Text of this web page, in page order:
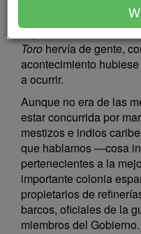
Aquella noche, contra
Toro hervía de gente,
acontecimiento
a ocurrir.
Aunque no era de las
estar concurrida por
mestizos e indios
que hablamos —cosa
pertenecientes a la
importante colonia
propietarios de
barcos, oficiales de la
miembros del Gobierno.